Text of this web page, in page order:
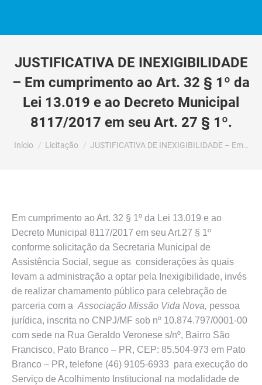
JUSTIFICATIVA DE INEXIGIBILIDADE
– Em cumprimento ao Art. 32 § 1º da
Lei 13.019 e ao Decreto Municipal
8117/2017 em seu Art. 27 § 1º.
Você está aqui:
Início Licitação JUSTIFICATIVA DE INEXIGIBILIDADE – Em…
Em cumprimento ao Art. 32 § 1º da Lei 13.019 e ao
Decreto Municipal 8117/2017 em seu Art.27 § 1º
conforme solicitação da Secretaria Municipal de
Assistência Social, segue as considerações às quais
levam a administração a optar pela Inexigibilidade, invés
de realizar chamamento público para celebração de
parceria com a Associação Missão Vida Nova, pessoa
jurídica, inscrita no CNPJ/MF sob nº 10.874.797/0001-00
com sede na Rua Geraldo Veronese s/nº, Bairro São
Francisco, Pato Branco – PR, CEP: 85.504-973 em Pato
Branco – PR, telefone (46) 9105-6933 para execução do
Serviço de Acolhimento Institucional na modalidade de